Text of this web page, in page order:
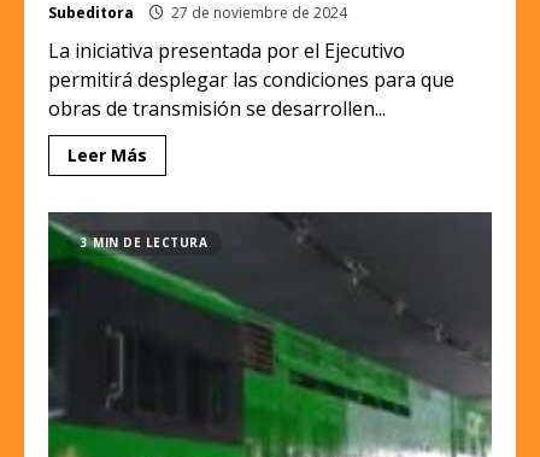
Subeditora 27 de noviembre de 2024
La iniciativa presentada por el Ejecutivo
permitirá desplegar las condiciones para que
obras de transmisión se desarrollen...
Leer Más
3 MIN DE LECTURA